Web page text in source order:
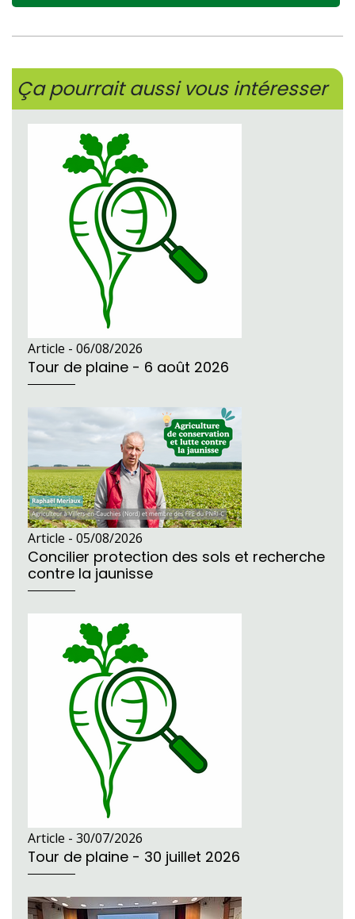
Ça pourrait aussi vous intéresser
Article - 06/08/2026
Tour de plaine - 6 août 2026
Article - 05/08/2026
Concilier protection des sols et recherche
contre la jaunisse
Article - 30/07/2026
Tour de plaine - 30 juillet 2026